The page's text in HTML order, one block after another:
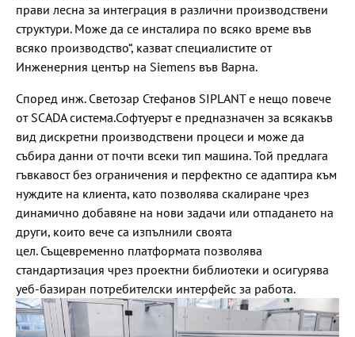
прави лесна за интеграция в различни производствени
структури. Може да се инсталира по всяко време във
всяко производство“, казват специалистите от
Инженерния център на Siemens във Варна.
Според инж. Светозар Стефанов SIPLANT e нещо повече
от SCADA система.Софтуерът е предназначен за всякакъв
вид дискретни производствени процеси и може да
събира данни от почти всеки тип машина. Той предлага
гъвкавост без ограничения и перфектно се адаптира към
нуждите на клиента, като позволява скалиране чрез
динамично добавяне на нови задачи или отпадането на
други, които вече са изпълнили своята
цел. Същевременно платформата позволява
стандартизация чрез проектни библиотеки и осигурява
уеб-базиран потребителски интерфейс за работа.